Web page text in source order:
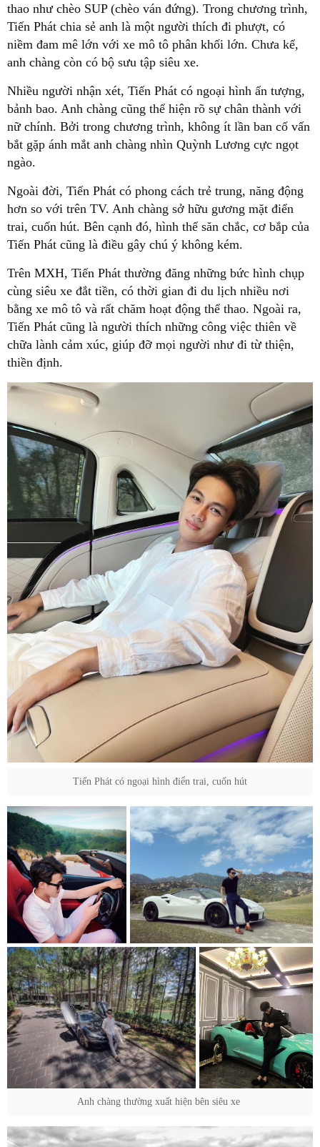
thao như chèo SUP (chèo ván đứng). Trong chương trình,
Tiến Phát chia sẻ anh là một người thích đi phượt, có
niềm đam mê lớn với xe mô tô phân khối lớn. Chưa kể,
anh chàng còn có bộ sưu tập siêu xe.
Nhiều người nhận xét, Tiến Phát có ngoại hình ấn tượng,
bảnh bao. Anh chàng cũng thể hiện rõ sự chân thành với
nữ chính. Bởi trong chương trình, không ít lần ban cố vấn
bắt gặp ánh mắt anh chàng nhìn Quỳnh Lương cực ngọt
ngào.
Ngoài đời, Tiến Phát có phong cách trẻ trung, năng động
hơn so với trên TV. Anh chàng sở hữu gương mặt điển
trai, cuốn hút. Bên cạnh đó, hình thể săn chắc, cơ bắp của
Tiến Phát cũng là điều gây chú ý không kém.
Trên MXH, Tiến Phát thường đăng những bức hình chụp
cùng siêu xe đắt tiền, có thời gian đi du lịch nhiều nơi
bằng xe mô tô và rất chăm hoạt động thể thao. Ngoài ra,
Tiến Phát cũng là người thích những công việc thiên về
chữa lành cảm xúc, giúp đỡ mọi người như đi từ thiện,
thiền định.
Tiến Phát có ngoại hình điển trai, cuốn hút
Anh chàng thường xuất hiện bên siêu xe